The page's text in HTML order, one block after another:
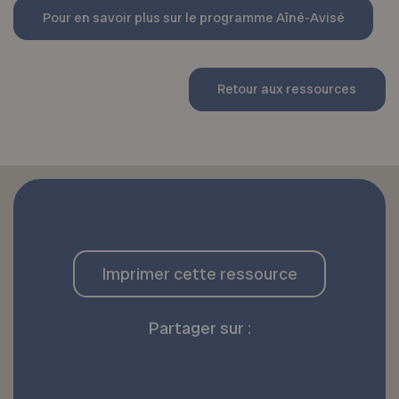
Pour en savoir plus sur le programme Aîné-Avisé
Retour aux ressources
Imprimer cette ressource
Partager sur :